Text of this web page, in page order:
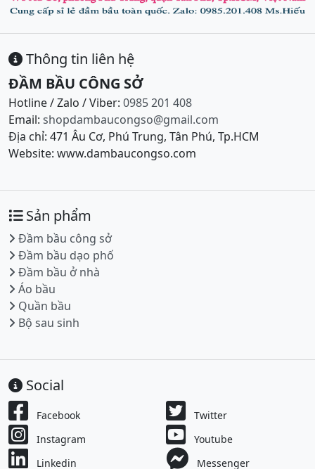
Thông tin liên hệ
ĐẦM BẦU CÔNG SỞ
Hotline / Zalo / Viber: 0985 201 408
Email: shopdambaucongso@gmail.com
Địa chỉ: 471 Âu Cơ, Phú Trung, Tân Phú, Tp.HCM
Website: www.dambaucongso.com
Sản phẩm
Đầm bầu công sở
Đầm bầu dạo phố
Đầm bầu ở nhà
Áo bầu
Quần bầu
Bộ sau sinh
Social
Facebook
Twitter
Instagram
Youtube
Linkedin
Messenger